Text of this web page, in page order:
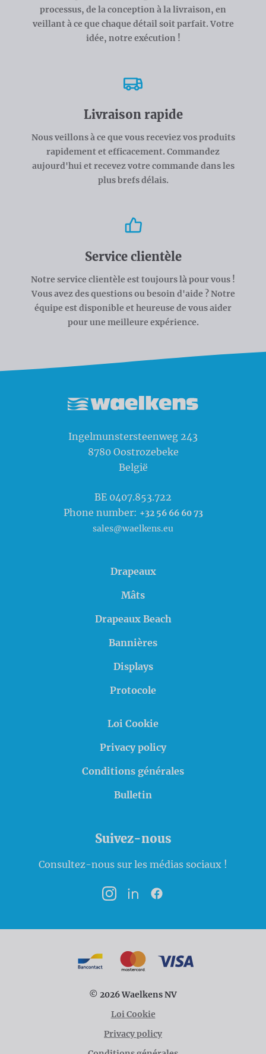
processus, de la conception à la livraison, en
veillant à ce que chaque détail soit parfait. Votre
idée, notre exécution !
Livraison rapide
Nous veillons à ce que vous receviez vos produits
rapidement et efficacement. Commandez
aujourd'hui et recevez votre commande dans les
plus brefs délais.
Service clientèle
Notre service clientèle est toujours là pour vous !
Vous avez des questions ou besoin d'aide ? Notre
équipe est disponible et heureuse de vous aider
pour une meilleure expérience.
Ingelmunstersteenweg 243
8780 Oostrozebeke
België
BE 0407.853.722
Phone number: +32 56 66 60 73
sales@waelkens.eu
Drapeaux
Mâts
Drapeaux Beach
Bannières
Displays
Protocole
Loi Cookie
Privacy policy
Conditions générales
Bulletin
Suivez-nous
Consultez-nous sur les médias sociaux !
InstagramLinkedInFacebook
© 2026 Waelkens NV
Loi Cookie
Privacy policy
Modalités de paiement
BancontactMasterCard
VISA